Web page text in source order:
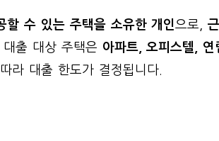
할 수 있는 주택을 소유한 개인으로,
출 대상 주택은 아파트, 오피스텔, 연
라 대출 한도가 결정됩니다.